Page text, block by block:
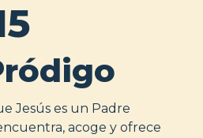
Jesús es un Padre
acoge y ofrece